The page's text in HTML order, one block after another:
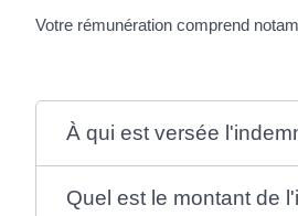
Votre rémunération comprend
À qui est versée
Quel est le montant de